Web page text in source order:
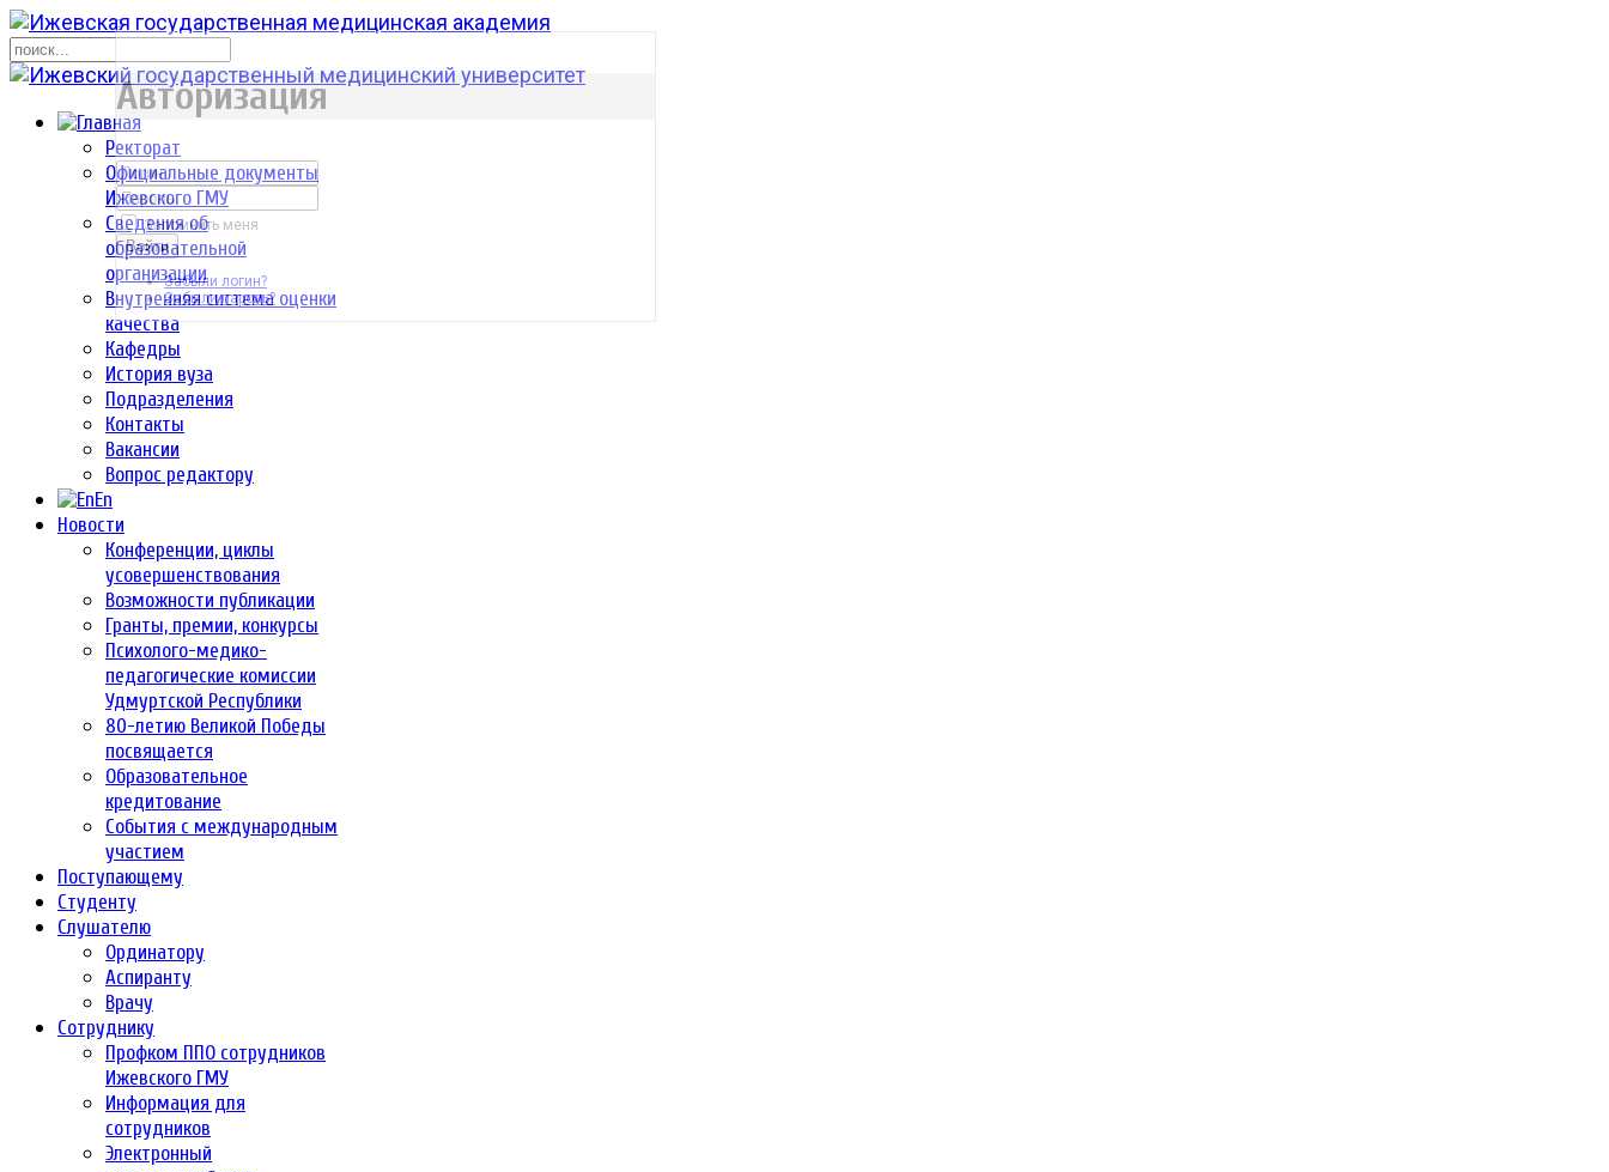
Ректорат
Официальные документы
Ижевского ГМУ
Сведения об
образовательной
организации
Внутренняя система оценки
качества
Кафедры
История вуза
Подразделения
Контакты
Вакансии
Вопрос редактору
En
Новости
Конференции, циклы
усовершенствования
Возможности публикации
Гранты, премии, конкурсы
Психолого-медико-
педагогические комиссии
Удмуртской Республики
80-летию Великой Победы
посвящается
Образовательное
кредитование
События с международным
участием
Поступающему
Студенту
Слушателю
Ординатору
Аспиранту
Врачу
Сотруднику
Профком ППО сотрудников
Ижевского ГМУ
Информация для
сотрудников
Электронный
р
Авторизация
Запомнить меня
Войти
Забыли логин?
Забыли пароль?